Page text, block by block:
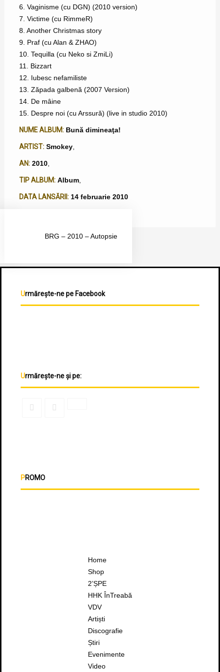
6. Vaginisme (cu DGN) (2010 version)
7. Victime (cu RimmeR)
8. Another Christmas story
9. Praf (cu Alan & ZHAO)
10. Tequilla (cu Neko si ZmiLi)
11. Bizzart
12. Iubesc nefamiliste
13. Zăpada galbenă (2007 Version)
14. De mâine
15. Despre noi (cu Arssură) (live in studio 2010)
NUME ALBUM: Bună dimineaţa!
ARTIST: Smokey,
AN: 2010,
TIP ALBUM: Album,
DATA LANSĂRII: 14 februarie 2010
BRG – 2010 – Autopsie
Urmărește-ne pe Facebook
Urmărește-ne și pe:
PROMO
Home
Shop
2’ȘPE
HHK ÎnTreabă
VDV
Artiști
Discografie
Știri
Evenimente
Video